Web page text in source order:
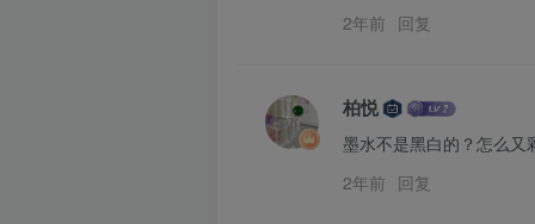
2年前 回复
柏悦
墨水不是黑白的？怎么又
2年前 回复